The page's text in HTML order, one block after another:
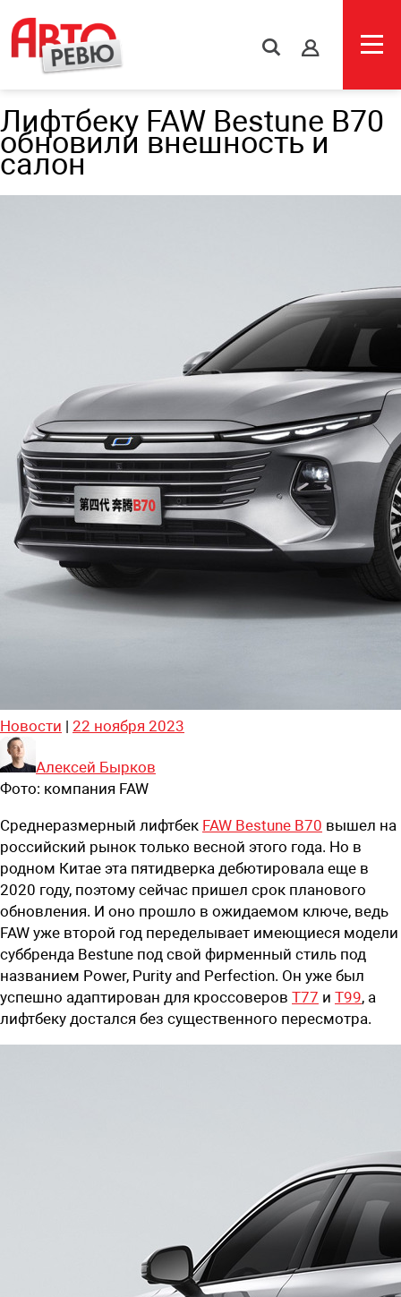
s
Лифтбеку FAW Bestune B70
обновили внешность и
салон
Новости | 22 ноября 2023
Алексей Бырков
Фото: компания FAW
Среднеразмерный лифтбек FAW Bestune B70 вышел на
российский рынок только весной этого года. Но в
родном Китае эта пятидверка дебютировала еще в
2020 году, поэтому сейчас пришел срок планового
обновления. И оно прошло в ожидаемом ключе, ведь
FAW уже второй год переделывает имеющиеся модели
суббренда Bestune под свой фирменный стиль под
названием Power, Purity and Perfection. Он уже был
успешно адаптирован для кроссоверов T77 и T99, а
лифтбеку достался без существенного пересмотра.